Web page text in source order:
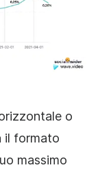
o
il formato
massimo